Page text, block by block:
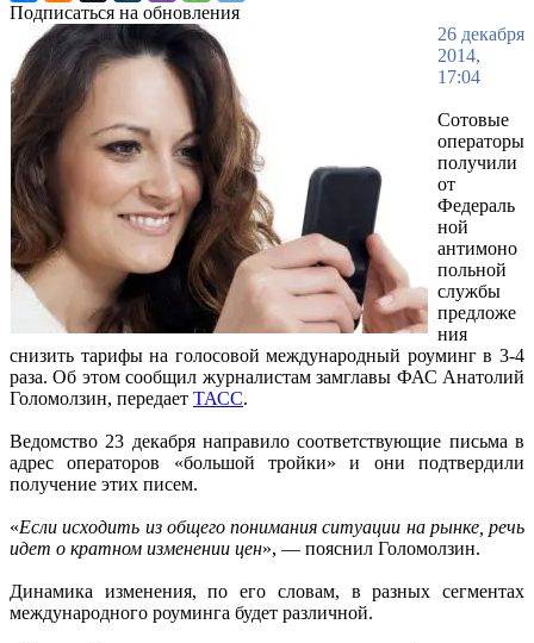
Подписаться на обновления
26 декабря
2014,
17:04
Сотовые
операторы
получили
от
Федераль
ной
антимоно
польной
службы
предложе
ния
снизить тарифы на голосовой международный роуминг в 3-4
раза. Об этом сообщил журналистам замглавы ФАС Анатолий
Голомолзин, передает ТАСС.
Ведомство 23 декабря направило соответствующие письма в
адрес операторов «большой тройки» и они подтвердили
получение этих писем.
«Если исходить из общего понимания ситуации на рынке, речь
идет о кратном изменении цен», — пояснил Голомолзин.
Динамика изменения, по его словам, в разных сегментах
международного роуминга будет различной.